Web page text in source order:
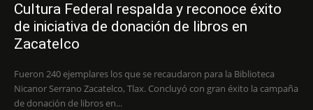
Cultura Federal respalda y reconoce éxito
de iniciativa de donación de libros en
Zacatelco
Fueron 240 ejemplares los que se recaudaron para la Biblioteca
Nicanor Serrano Zacatelco, Tlax. Concluyó con gran éxito la campaña
de donación de libros en...